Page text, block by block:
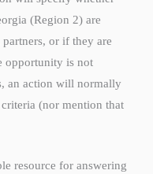
(Region 2) are
or if they are
opportunity is not
an action will normally
(nor mention that
resource for answering